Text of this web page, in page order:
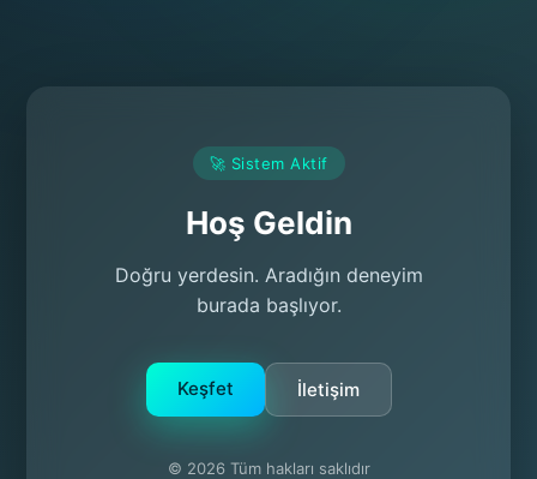
🚀 Sistem Aktif
Hoş Geldin
Doğru yerdesin. Aradığın deneyim
burada başlıyor.
Keşfet İletişim
© 2026 Tüm hakları saklıdır